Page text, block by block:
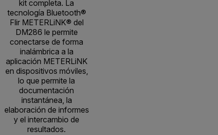
kit completa. La
tecnología Bluetooth®
Flir METERLiNK® del
DM286 le permite
conectarse de forma
inalámbrica a la
aplicación METERLiNK
en dispositivos móviles,
lo que permite la
documentación
instantánea, la
elaboración de informes
y el intercambio de
resultados.